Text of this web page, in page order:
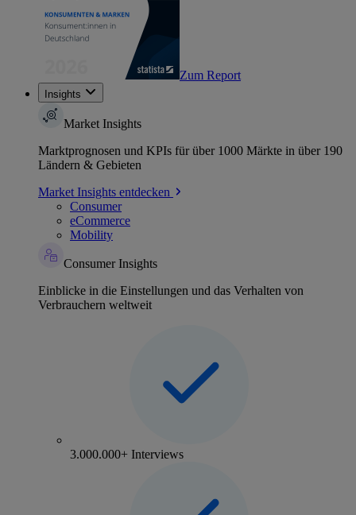
Zum Report
Insights
Market Insights
Marktprognosen und KPIs für über 1000 Märkte in über 190
Ländern & Gebieten
Market Insights entdecken
Consumer
eCommerce
Mobility
Consumer Insights
Einblicke in die Einstellungen und das Verhalten von
Verbrauchern weltweit
3.000.000+ Interviews